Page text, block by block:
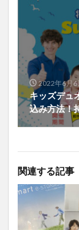
2022年6月6
キッズデュ
込み方法！
関連する記事